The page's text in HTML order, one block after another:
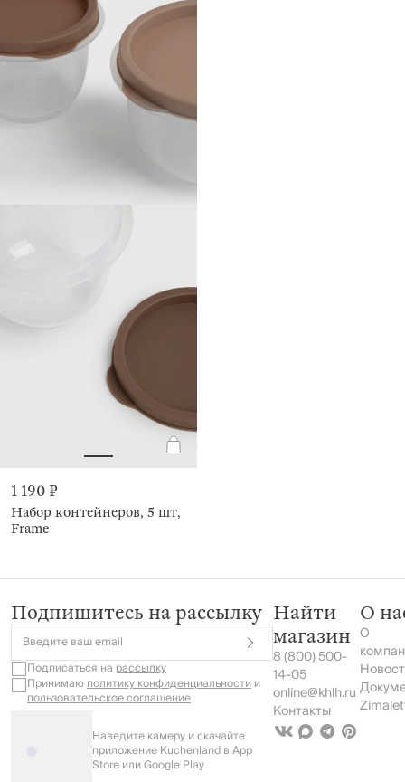
1 190 ₽
Набор контейнеров, 5 шт,
Frame
Подпишитесь на рассылку
Введите ваш email
Подписаться на рассылку
Принимаюполитику конфиденциальностии
пользовательское соглашение
Наведите камеру и скачайте
приложение Kuchenland в App
Store или Google Play
Найти
магазин
8 (800) 500-
14-05
online@khlh.ru
Контакты
О
О